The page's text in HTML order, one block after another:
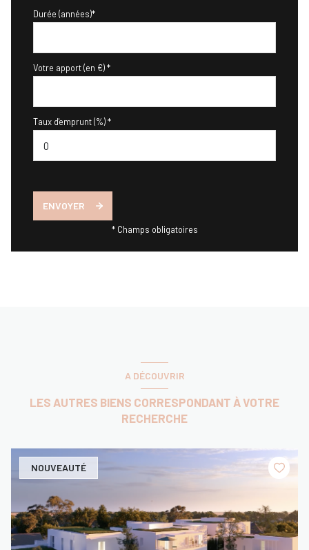
Durée (années)*
Votre apport (en €) *
Taux d'emprunt (%) *
ENVOYER
* Champs obligatoires
A DÉCOUVRIR
LES AUTRES BIENS CORRESPONDANT À VOTRE
RECHERCHE
NOUVEAUTÉ